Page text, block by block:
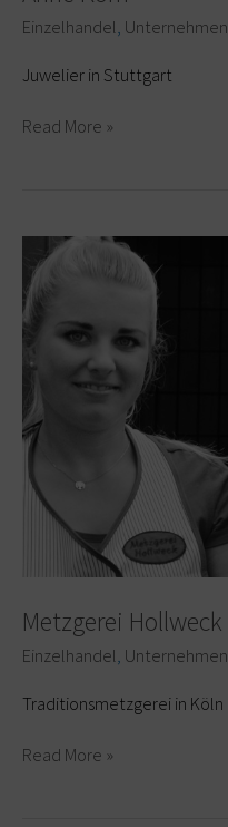
Einzelhandel, Unternehmen
Juwelier in Stuttgart
Read More »
Metzgerei Hollweck
Einzelhandel Unternehmen
Traditionsmetzgerei in Köln
Metzgerei
Hollweck
Read More »